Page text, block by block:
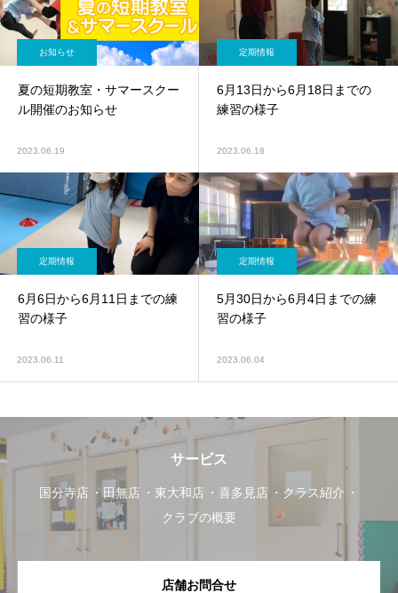
お知らせ
夏の短期教室・サマースクー
ル開催のお知らせ
2023.06.19
定期情報
6月13日から6月18日までの
練習の様子
2023.06.18
定期情報
6月6日から6月11日までの練
習の様子
2023.06.11
定期情報
5月30日から6月4日までの練
習の様子
2023.06.04
サービス
国分寺店 田無店 東大和店 喜多見店
クラス紹介
クラブの概要
店舗お問合せ